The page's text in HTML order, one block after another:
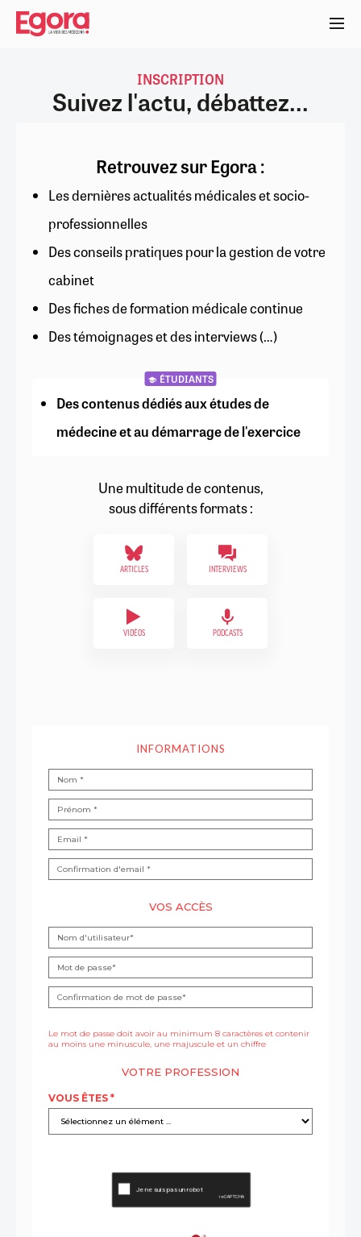
Aller
contenu
INSCRIPTION
Suivez l'actu, débattez...
Retrouvez sur Egora :
Les dernières actualités médicales et socio-
professionnelles
Des conseils pratiques pour la gestion de votre
cabinet
Des fiches de formation médicale continue
Des témoignages et des interviews (…)
ÉTUDIANTS
Des contenus dédiés aux études de
médecine et au démarrage de l'exercice
Une multitude de contenus,
sous différents formats :
ARTICLES INTERVIEWS
VIDÉOS PODCASTS